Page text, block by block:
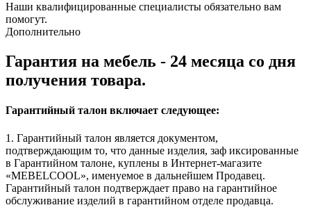
Наши квалифицированные специалисты обязательно вам
помогут.
Дополнительно
Гарантия на мебель - 24 месяца со дня
получения товара.
Гарантийный талон включает следующее:
1. Гарантийный талон является документом,
подтверждающим то, что данные изделия, заф иксированные
в Гарантийном талоне, куплены в Интернет-магазите
«MEBELCOOL», именуемое в дальнейшем Продавец.
Гарантийный талон подтверждает право на гарантийное
обслуживание изделий в гарантийном отделе продавца.